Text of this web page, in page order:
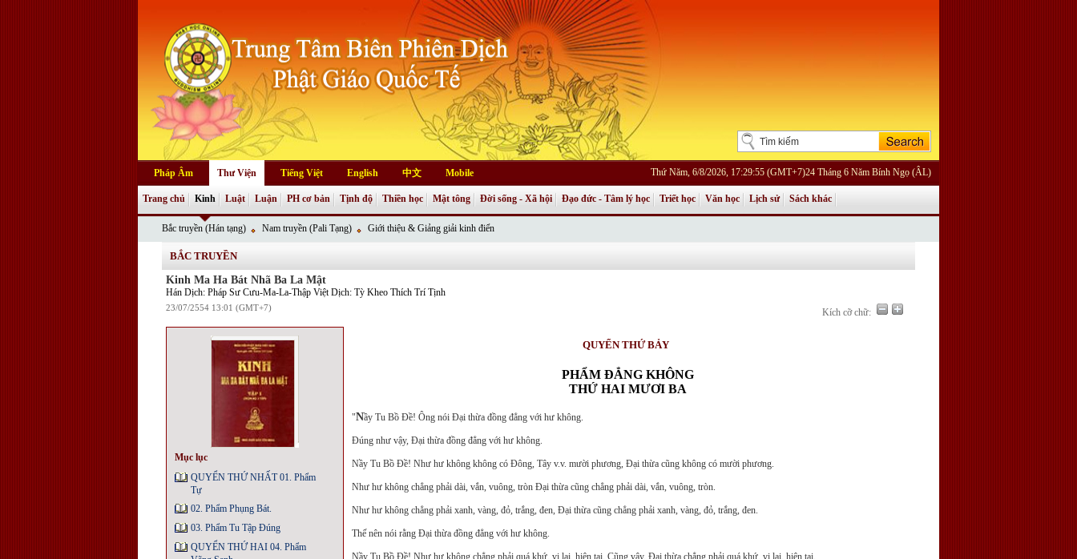
Pháp Âm Thư Viện Tiếng Việt English 中文 Mobile Thứ Năm, 6/8/2026, 17:29:55 (GMT+7)24 Tháng 6 Năm Bính Ngọ (ÂL)
Trang chủ Kinh
Bắc truyền (Hán tạng) Nam truyền (Pali Tạng) Giới thiệu & Giảng giải kinh điển
Luật Luận PH cơ bản Tịnh độ Thiền học Mật tông Đời sống - Xã hội Đạo đức - Tâm lý học Triết học Văn học Lịch sử Sách khác
BẮC TRUYỀN
Kinh Ma Ha Bát Nhã Ba La Mật
Hán Dịch: Pháp Sư Cưu-Ma-La-Thập Việt Dịch: Tỳ Kheo Thích Trí Tịnh
23/07/2554 13:01 (GMT+7) Kích cỡ chữ:
Mục lục
QUYỂN THỨ NHẤT 01. Phẩm
Tự
02. Phẩm Phụng Bát.
03. Phẩm Tu Tập Đúng
QUYỂN THỨ HAI 04. Phẩm
QUYỂN THỨ BẢY
PHẨM ÐẲNG KHÔNG
THỨ HAI MƯƠI BA
"Nầy Tu Bồ Ðề! Ông nói Ðại thừa đồng đẳng với hư không.
Ðúng như vậy, Ðại thừa đồng đẳng với hư không.
Nầy Tu Bồ Ðề! Như hư không không có Ðông, Tây v.v. mười phương, Ðại thừa cũng không có mười phương.
Như hư không chẳng phải dài, vắn, vuông, tròn Ðại thừa cũng chẳng phải dài, vắn, vuông, tròn.
Như hư không chẳng phải xanh, vàng, đỏ, trắng, đen, Ðại thừa cũng chẳng phải xanh, vàng, đỏ, trắng, đen.
Thế nên nói rằng Ðại thừa đồng đẳng với hư không.